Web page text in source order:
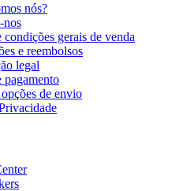
nós?
nos
condições gerais de venda
e reembolsos
legal
pagamento
de envio